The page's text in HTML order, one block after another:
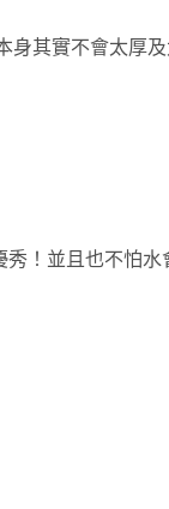
其實不會太厚
！並且也不怕水